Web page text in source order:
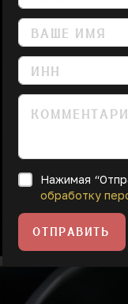
Нажимая
обработку
ОТПРАВИТЬ